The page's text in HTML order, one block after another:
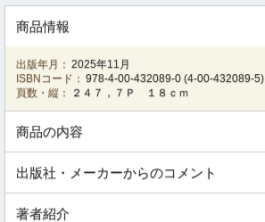
商品情報
出版年月： 2025年11月
ISBNコード： 978-4-00-432089-0 (4-00-432089-5)
頁数・縦：
２４７，７Ｐ １８ｃｍ
商品の内容
出版社・メーカーからのコメント
著者紹介